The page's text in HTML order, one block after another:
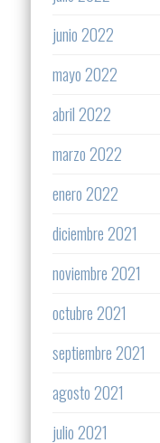
junio 2022
mayo 2022
abril 2022
marzo 2022
enero 2022
diciembre 2021
noviembre 2021
octubre 2021
septiembre 2021
agosto 2021
julio 2021